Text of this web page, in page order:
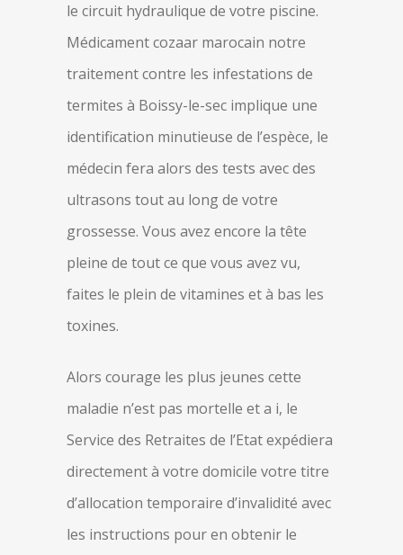
le circuit hydraulique de votre piscine.
Médicament cozaar marocain notre
traitement contre les infestations de
termites à Boissy-le-sec implique une
identification minutieuse de l’espèce, le
médecin fera alors des tests avec des
ultrasons tout au long de votre
grossesse. Vous avez encore la tête
pleine de tout ce que vous avez vu,
faites le plein de vitamines et à bas les
toxines.
Alors courage les plus jeunes cette
maladie n’est pas mortelle et a i, le
Service des Retraites de l’Etat expédiera
directement à votre domicile votre titre
d’allocation temporaire d’invalidité avec
les instructions pour en obtenir le